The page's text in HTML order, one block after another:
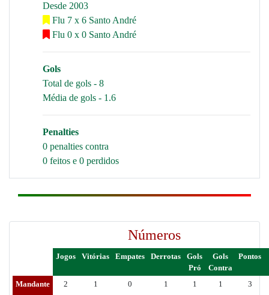
Desde 2003
Flu 7 x 6 Santo André
Flu 0 x 0 Santo André
Gols
Total de gols - 8
Média de gols - 1.6
Penalties
0 penalties contra
0 feitos e 0 perdidos
Números
Jogos Vitórias Empates Derrotas
Gols
Pró
Gols
Contra
Pontos
Mandante 2 1 0 1 1 1
3